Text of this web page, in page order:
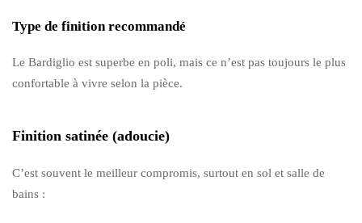
Type de finition recommandé
Le Bardiglio est superbe en poli, mais ce n’est pas toujours le plus
confortable à vivre selon la pièce.
Finition satinée (adoucie)
C’est souvent le meilleur compromis, surtout en sol et salle de
bains :